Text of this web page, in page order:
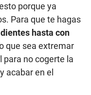
porque ya
Para que te hagas
hasta con
que sea extremar
para no cogerte la
acabar en el